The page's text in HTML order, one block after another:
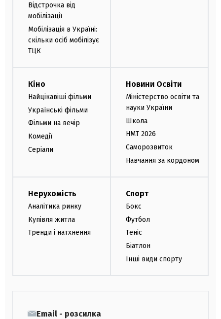
Відстрочка від
мобілізації
Мобілізація в Україні:
скільки осіб мобілізує
ТЦК
Кіно
Найцікавіші фільми
Українські фільми
Фільми на вечір
Комедії
Серіали
Новини Освіти
Міністерство освіти та
науки України
Школа
НМТ 2026
Саморозвиток
Навчання за кордоном
Нерухомість
Аналітика ринку
Купівля житла
Тренди і натхнення
Спорт
Бокс
Футбол
Теніс
Біатлон
Інші види спорту
Email - розсилка